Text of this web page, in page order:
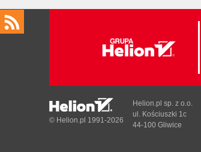
© Helion.pl 1991-2026
Helion.pl sp. z o.o.
ul. Kościuszki 1c
44-100 Gliwice